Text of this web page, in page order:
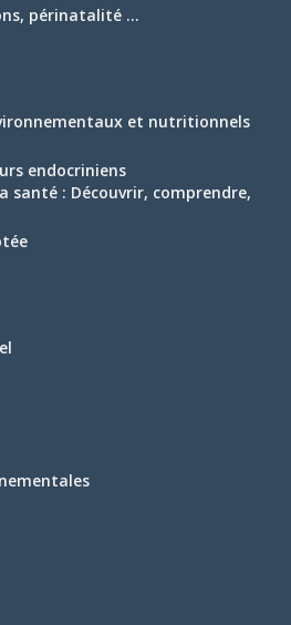
périnatalité …
et nutritionnels
endocriniens
santé : Découvrir, comprendre,